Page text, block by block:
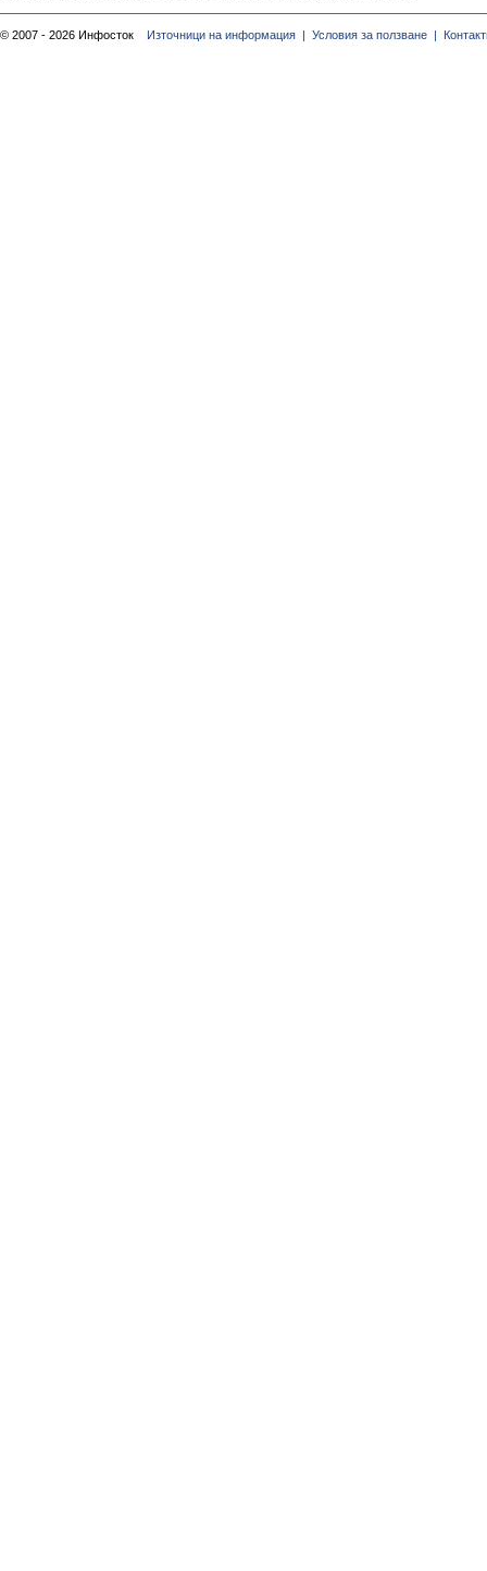
© 2007 - 2026 Инфосток Източници на информация | Условия за ползване |